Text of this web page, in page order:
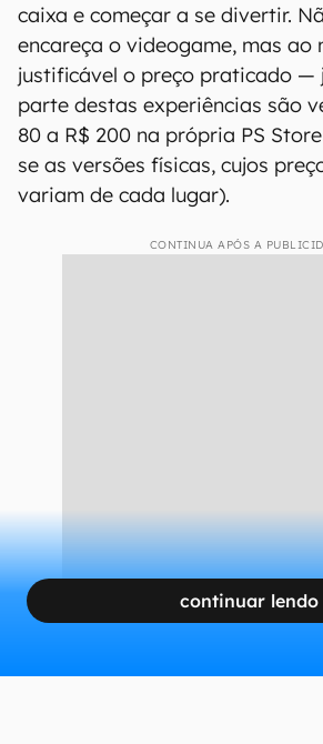
caixa e começar a se divertir.
encareça o videogame, mas ao
justificável o preço praticado —
parte destas experiências são
80 a R$ 200 na própria PS
se as versões físicas, cujos
variam de cada lugar).
CONTINUA APÓS A
continuar lendo